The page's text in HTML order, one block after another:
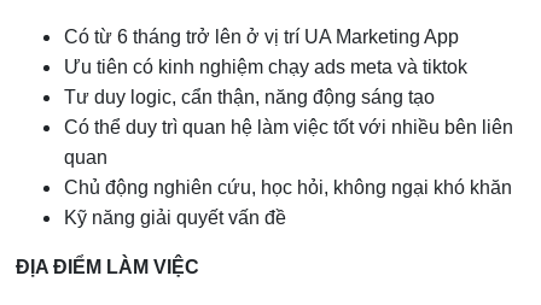
Có từ 6 tháng trở lên ở vị trí UA Marketing App
Ưu tiên có kinh nghiệm chạy ads meta và tiktok
Tư duy logic, cẩn thận, năng động sáng tạo
Có thể duy trì quan hệ làm việc tốt với nhiều bên liên
quan
Chủ động nghiên cứu, học hỏi, không ngại khó khăn
Kỹ năng giải quyết vấn đề
ĐỊA ĐIỂM LÀM VIỆC